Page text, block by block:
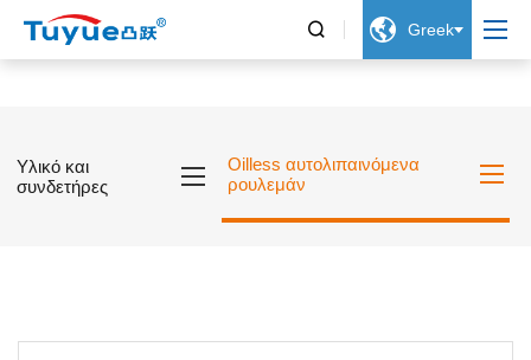
  Greek
Υλικό και
συνδετήρες
Oilless αυτολιπαινόμενα
ρουλεμάν